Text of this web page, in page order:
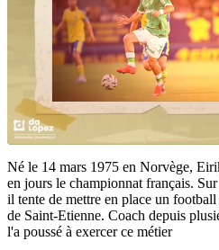
Né le 14 mars 1975 en Norvège,
en jours le championnat français.
il tente de mettre en place un
de Saint-Etienne. Coach depuis
l'a poussé à exercer ce métier